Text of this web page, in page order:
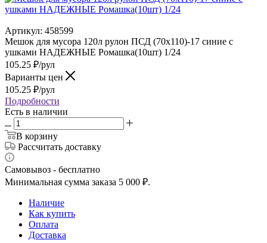
Артикул: 458599
Мешок для мусора 120л рулон ПСД (70х110)-17 синие с
ушками НАДЕЖНЫЕ Ромашка(10шт) 1/24
105.25 ₽/рул
Варианты цен
105.25 ₽/рул
Подробности
Есть в наличии
В корзину
Рассчитать доставку
Самовывоз - бесплатно
Минимальная сумма заказа 5 000 ₽.
Наличие
Как купить
Оплата
Доставка